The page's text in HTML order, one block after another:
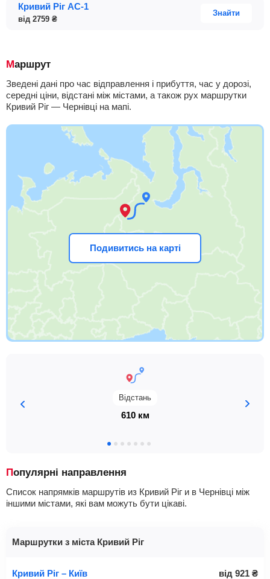
Кривий Ріг АС-1
від 2759 ₴
Знайти
Маршрут
Зведені дані про час відправлення і прибуття, час у дорозі,
середні ціни, відстані між містами, а також рух маршрутки
Кривий Ріг — Чернівці на мапі.
Подивитись на карті
Відстань
610 км
Популярні направлення
Список напрямків маршрутів из Кривий Ріг и в Чернівці між
іншими містами, які вам можуть бути цікаві.
Маршрутки з міста Кривий Ріг
Кривий Ріг – Київ від 921 ₴